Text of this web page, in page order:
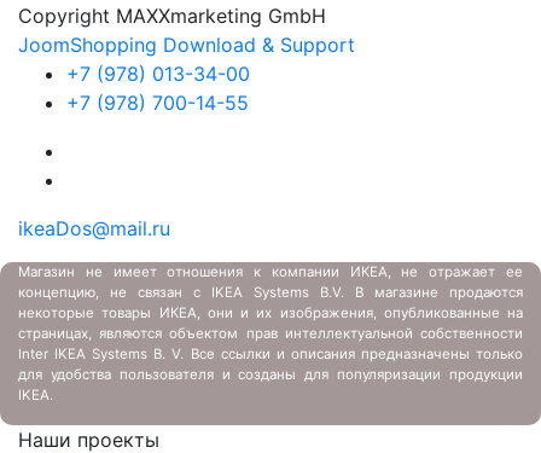
Copyright MAXXmarketing GmbH
JoomShopping Download & Support
+7 (978) 013-34-00
+7 (978) 700-14-55
ikeaDos@mail.ru
Магазин не имеет отношения к компании ИКЕА, не отражает ее
концепцию, не связан с IKEA Systems B.V. В магазине продаются
некоторые товары ИКЕА, они и их изображения, опубликованные на
страницах, являются объектом прав интеллектуальной собственности
Inter IKEA Systems B. V. Все ссылки и описания предназначены только
для удобства пользователя и созданы для популяризации продукции
IKEA.
Наши проекты